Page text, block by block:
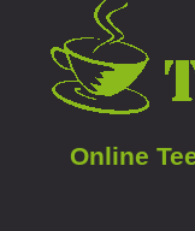
Online